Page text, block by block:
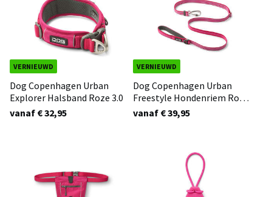
VERNIEUWD
Dog Copenhagen Urban
Explorer Halsband Roze 3.0
vanaf € 32,95
VERNIEUWD
Dog Copenhagen Urban
Freestyle Hondenriem Roze
3.0
vanaf € 39,95